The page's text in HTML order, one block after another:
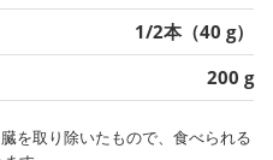
1/2本（40 g）
200 g
を取り除いたもので、食べられる